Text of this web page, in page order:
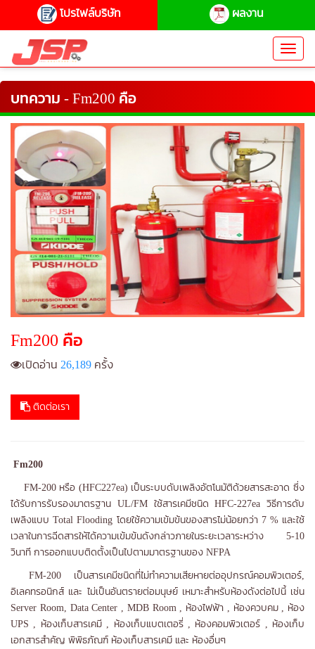
โปรไฟล์บริษัท ผลงาน
บทความ - Fm200 คือ
Fm200 คือ
เปิดอ่าน 26,189 ครั้ง
ติดต่อเรา
Fm200
FM-200 หรือ (HFC227ea) เป็นระบบดับเพลิงอัตโนมัติด้วยสารสะอาด ซึ่ง
ได้รับการรับรองมาตรฐาน UL/FM ใช้สารเคมีชนิด HFC-227ea วิธีการดับ
เพลิงแบบ Total Flooding โดยใช้ความเข้มข้นของสารไม่น้อยกว่า 7 % และใช้
เวลาในการฉีดสารให้ได้ความเข้มข้นดังกล่าวภายในระยะเวลาระหว่าง 5-10
วินาที การออกแบบติดตั้งเป็นไปตามมาตรฐานของ NFPA
FM-200 เป็นสารเคมีชนิดที่ไม่ทำความเสียหายต่ออุปกรณ์คอมพิวเตอร์,
อิเลคทรอนิกส์ และ ไม่เป็นอันตรายต่อมนุษย์ เหมาะสำหรับห้องดังต่อไปนี้ เช่น
Server Room, Data Center , MDB Room , ห้องไฟฟ้า , ห้องควบคม , ห้อง
UPS , ห้องเก็บสารเคมี , ห้องเก็บแบตเตอรี่ , ห้องคอมพิวเตอร์ , ห้องเก็บ
เอกสารสำคัญ พิพิธภัณฑ์ ห้องเก็บสารเคมี และ ห้องอื่นๆ